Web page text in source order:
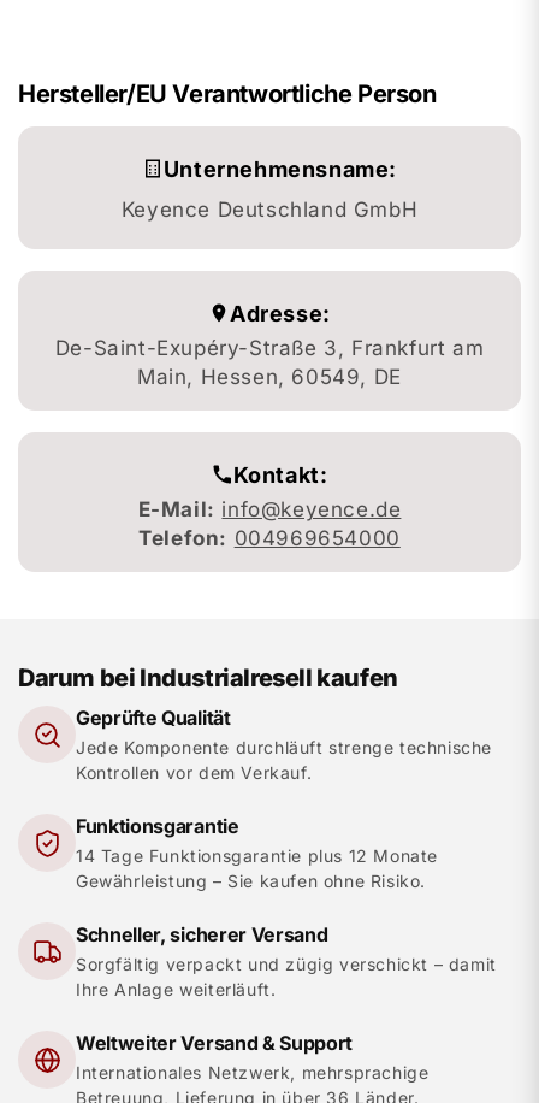
Hersteller/EU Verantwortliche Person
Unternehmensname:
Keyence Deutschland GmbH
Adresse:
De-Saint-Exupéry-Straße 3, Frankfurt am
Main, Hessen, 60549, DE
Kontakt:
E-Mail: info@keyence.de
Telefon: 004969654000
Darum bei Industrialresell kaufen
Geprüfte Qualität
Jede Komponente durchläuft strenge technische
Kontrollen vor dem Verkauf.
Funktionsgarantie
14 Tage Funktionsgarantie plus 12 Monate
Gewährleistung – Sie kaufen ohne Risiko.
Schneller, sicherer Versand
Sorgfältig verpackt und zügig verschickt – damit
Ihre Anlage weiterläuft.
Weltweiter Versand & Support
Internationales Netzwerk, mehrsprachige
Betreuung, Lieferung in über 36 Länder.